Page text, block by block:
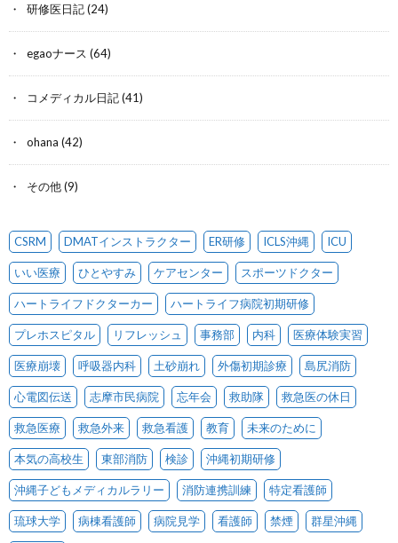
研修医日記(24)
egaoナース (64)
コメディカル日記(41)
ohana (42)
その他(9)
CSRM DMATインストラクター ER研修 ICLS沖縄 ICU
いい医療 ひとやすみ ケアセンター スポーツドクター
ハートライフドクターカー ハートライフ病院初期研修
プレホスピタル リフレッシュ 事務部 内科 医療体験実習
医療崩壊 呼吸器内科 土砂崩れ 外傷初期診療 島尻消防
心電図伝送 志摩市民病院 忘年会 救助隊 救急医の休日
救急医療 救急外来 救急看護 教育 未来のために
本気の高校生 東部消防 検診 沖縄初期研修
沖縄子どもメディカルラリー 消防連携訓練 特定看護師
琉球大学 病棟看護師 病院見学 看護師 禁煙 群星沖縄